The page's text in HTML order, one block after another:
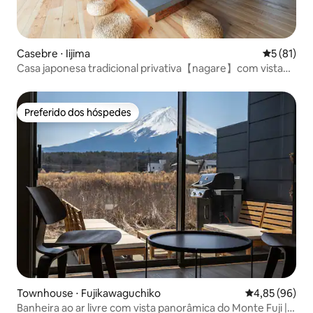
Casebre ⋅ Iijima 5 de uma
5 (81)
Casa japonesa tradicional privativa【nagare】com vista
Preferido dos hóspedes
Preferido dos hóspedes
Townhouse ⋅ Fujikawaguchiko 4,85 de uma
4,85 (96)
Banheira ao ar livre com vista panorâmica do Monte Fuji |